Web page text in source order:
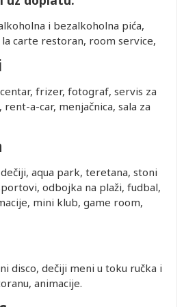
i bezalkoholna pića,
carte restoran, room service,
frizer, fotograf, servis za
a-car, menjačnica, sala za
aqua park, teretana, stoni
odbojka na plaži, fudbal,
mini klub, game room,
disco, dečiji meni u toku ručka i
animacije.